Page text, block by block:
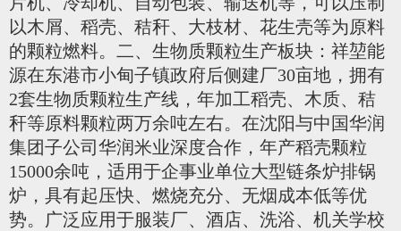
以木屑、稻壳、秸秆、大枝材、花生壳等为原料
的颗粒燃料。二、生物质颗粒生产板块：祥堃能
源在东港市小甸子镇政府后侧建厂30亩地，拥有
2套生物质颗粒生产线，年加工稻壳、木质、秸
秆等原料颗粒两万余吨左右。在沈阳与中国华润
集团子公司华润米业深度合作，年产稻壳颗粒
15000余吨，适用于企事业单位大型链条炉排锅
炉，具有起压快、燃烧充分、无烟成本低等优
势。广泛应用于服装厂、酒店、洗浴、机关学校